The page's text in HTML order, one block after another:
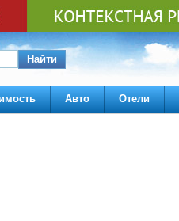
Найти
Авто Отели